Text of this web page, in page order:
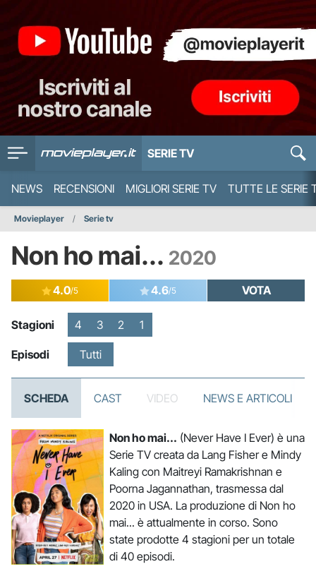
SERIE TV
NEWS RECENSIONI MIGLIORI SERIE TV TUTTE LE SERIE
Movieplayer Serie tv
Non ho mai... 2020
4.0/5 4.6/5 VOTA
Stagioni 4 3 2 1
Episodi Tutti
SCHEDA CAST VIDEO NEWS E ARTICOLI
Non ho mai... (Never Have I Ever) è una
Serie TV creata da Lang Fisher e Mindy
Kaling con Maitreyi Ramakrishnan e
Poorna Jagannathan, trasmessa dal
2020 in USA. La produzione di Non ho
mai... è attualmente in corso. Sono
state prodotte 4 stagioni per un totale
di 40 episodi.